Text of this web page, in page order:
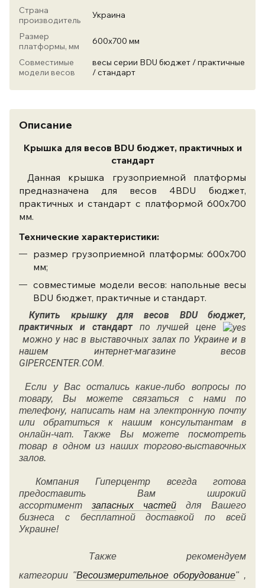
Страна
производитель
Украина
Размер
платформы, мм
600х700 мм
Совместимые
модели весов
весы серии BDU бюджет / практичные
/ стандарт
Описание
Крышка для весов BDU бюджет, практичных и
стандарт
Данная крышка грузоприемной платформы
предназначена для весов 4BDU бюджет,
практичных и стандарт с платформой 600х700
мм.
Технические характеристики:
размер грузоприемной платформы: 600х700
мм;
совместимые модели весов: напольные весы
BDU бюджет, практичные и стандарт.
Купить крышку для весов BDU бюджет,
практичных и стандартпо лучшей цене
можно у нас в выставочных залах по Украине и в
нашем интернет-магазине весов
GIPERCENTER.COM.
Если у Вас остались какие-либо вопросы по
товару, Вы можете связаться с нами по
телефону, написать нам на электронную почту
или обратиться к нашим консультантам в
онлайн-чат. Также Вы можете посмотреть
товар в одном из наших торгово-выставочных
залов.
Компания Гиперцентр всегда готова
предоставить Вам широкий
ассортимент запасных частей для Вашего
бизнеса с бесплатной доставкой по всей
Украине!
Также рекомендуем
категории "Весоизмерительное оборудование" ,